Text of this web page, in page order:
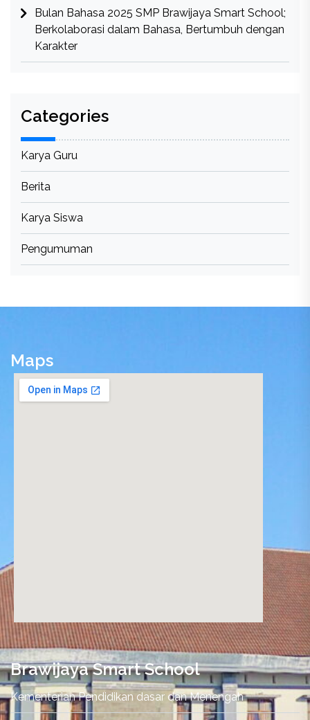
Bulan Bahasa 2025 SMP Brawijaya Smart School;
Berkolaborasi dalam Bahasa, Bertumbuh dengan
Karakter
Categories
Karya Guru
Berita
Karya Siswa
Pengumuman
Maps
nordvpn promo code
Brawijaya Smart School
Kementerian Pendidikan dasar dan Menengah